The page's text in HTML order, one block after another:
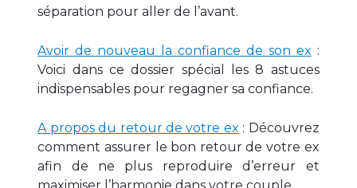
séparation pour aller de l’avant.
Avoir de nouveau la confiance de son ex :
Voici dans ce dossier spécial les 8 astuces
indispensables pour regagner sa confiance.
A propos du retour de votre ex : Découvrez
comment assurer le bon retour de votre ex
afin de ne plus reproduire d’erreur et